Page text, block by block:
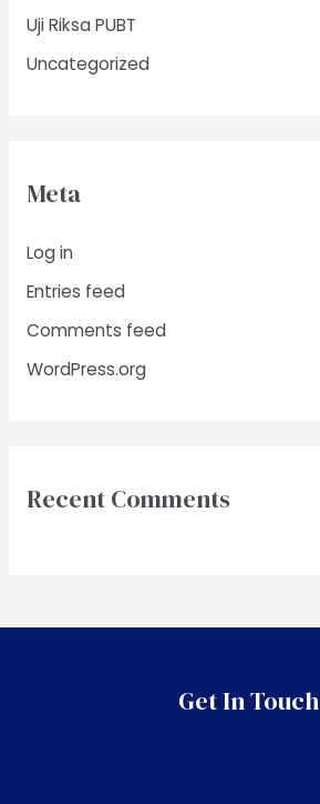
Uji Riksa PUBT
Uncategorized
Meta
Log in
Entries feed
Comments feed
WordPress.org
Recent Comments
Get In Touch